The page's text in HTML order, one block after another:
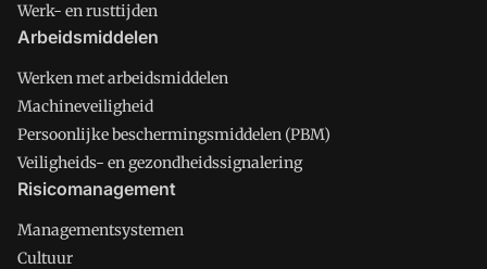
Werk- en rusttijden
Arbeidsmiddelen
Werken met arbeidsmiddelen
Machineveiligheid
Persoonlijke beschermingsmiddelen (PBM)
Veiligheids- en gezondheidssignalering
Risicomanagement
Managementsystemen
Cultuur